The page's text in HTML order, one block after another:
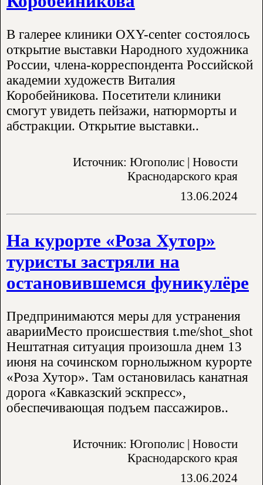
В галерее клиники OXY-center состоялось
открытие выставки Народного художника
России, члена-корреспондента Российской
академии художеств Виталия
Коробейникова. Посетители клиники
смогут увидеть пейзажи, натюрморты и
абстракции. Открытие выставки..
Источник: Югополис | Новости
Краснодарского края
13.06.2024
На курорте «Роза Хутор»
туристы застряли на
остановившемся фуникулёре
Предпринимаются меры для устранения
аварииМесто происшествия t.me/shot_shot
Нештатная ситуация произошла днем 13
июня на сочинском горнолыжном курорте
«Роза Хутор». Там остановилась канатная
дорога «Кавказский эскпресс»,
обеспечивающая подъем пассажиров..
Источник: Югополис | Новости
Краснодарского края
13.06.2024